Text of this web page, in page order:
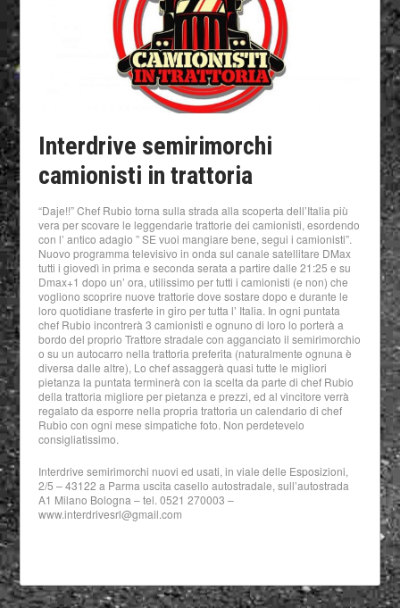
Interdrive semirimorchi
camionisti in trattoria
“Daje!!” Chef Rubio torna sulla strada alla scoperta dell’Italia più
vera per scovare le leggendarie trattorie dei camionisti, esordendo
con l’ antico adagio ” SE vuoi mangiare bene, segui i camionisti”.
Nuovo programma televisivo in onda sul canale satellitare DMax
tutti i giovedì in prima e seconda serata a partire dalle 21:25 e su
Dmax+1 dopo un’ ora, utilissimo per tutti i camionisti (e non) che
vogliono scoprire nuove trattorie dove sostare dopo e durante le
loro quotidiane trasferte in giro per tutta l’ Italia. In ogni puntata
chef Rubio incontrerà 3 camionisti e ognuno di loro lo porterà a
bordo del proprio Trattore stradale con agganciato il semirimorchio
o su un autocarro nella trattoria preferita (naturalmente ognuna è
diversa dalle altre), Lo chef assaggerà quasi tutte le migliori
pietanza la puntata terminerà con la scelta da parte di chef Rubio
della trattoria migliore per pietanza e prezzi, ed al vincitore verrà
regalato da esporre nella propria trattoria un calendario di chef
Rubio con ogni mese simpatiche foto. Non perdetevelo
consigliatissimo.
Interdrive semirimorchi nuovi ed usati, in viale delle Esposizioni,
2/5 – 43122 a Parma uscita casello autostradale, sull’autostrada
A1 Milano Bologna – tel. 0521 270003 –
www.interdrivesrl@gmail.com